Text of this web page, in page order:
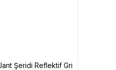
Şeridi Reflektif Gri